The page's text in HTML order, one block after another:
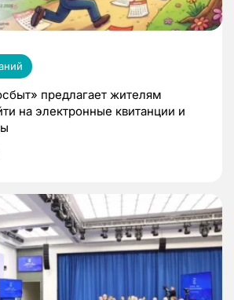
предлагает жителям
на электронные квитанции и